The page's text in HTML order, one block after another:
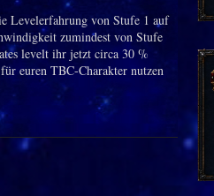
Levelerfahrung von Stufe 1 auf
zumindest von Stufe
levelt ihr jetzt circa 30 %
euren TBC-Charakter nutzen